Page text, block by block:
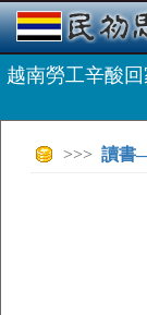
越南勞工辛酸
>>> 讀書